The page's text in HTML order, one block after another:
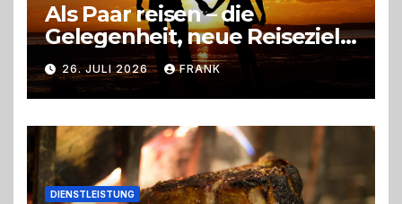
Als Paar reisen – die
Gelegenheit, neue Reiseziele
zu entdecken
26. JULI 2026 FRANK
DIENSTLEISTUNG